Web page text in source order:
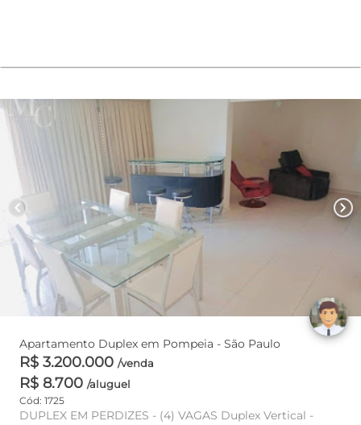
chevron_left chevron_right
Apartamento Duplex em Pompeia - São Paulo
R$ 3.200.000 /venda
R$ 8.700 /aluguel
Cód: 1725
DUPLEX EM PERDIZES - (4) VAGAS Duplex Vertical -